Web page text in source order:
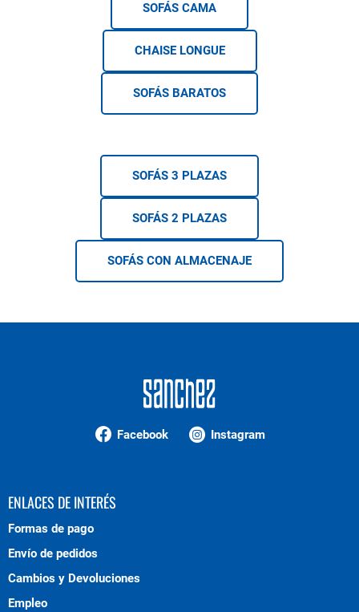
SOFÁS CAMA
CHAISE LONGUE
SOFÁS BARATOS
SOFÁS 3 PLAZAS
SOFÁS 2 PLAZAS
SOFÁS CON ALMACENAJE
Facebook Instagram
ENLACES DE INTERÉS
Formas de pago
Envío de pedidos
Cambios y Devoluciones
Empleo